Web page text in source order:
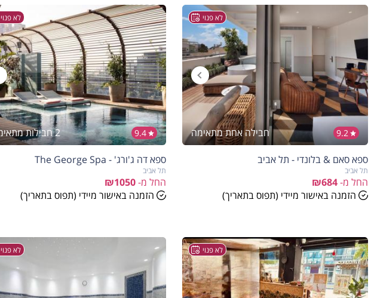
לא פנוי
9.2 חבילה אחת מתאימה
ספא סאם & בלונדי - תל אביב
תל אביב
החל מ-₪684
הזמנה באישור מיידי (תפוס בתאריך)
לא פנוי
9.4 2 חבילות מתאימות
ספא דה ג'ורג' - The George Spa
תל אביב
החל מ-₪1050
הזמנה באישור מיידי (תפוס בתאריך)
לא פנוי לא פנוי